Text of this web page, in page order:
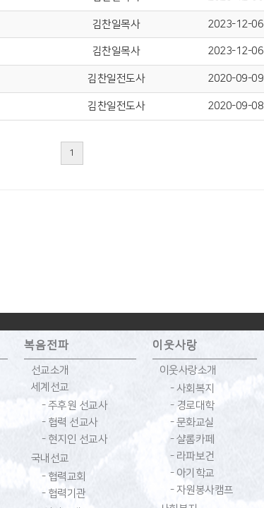
김찬일목사 2023-12-06
김찬일목사 2023-12-06
김찬일전도사 2020-09-09
김찬일전도사 2020-09-08
1
복음전파
선교소개
세계선교
- 주후원 선교사
- 협력 선교사
- 현지인 선교사
국내선교
- 협력교회
- 협력기관
이웃사랑
이웃사랑소개
- 사회복지
- 경로대학
- 문화교실
- 샬롬카페
- 라파보건
- 아기학교
- 자원봉사캠프